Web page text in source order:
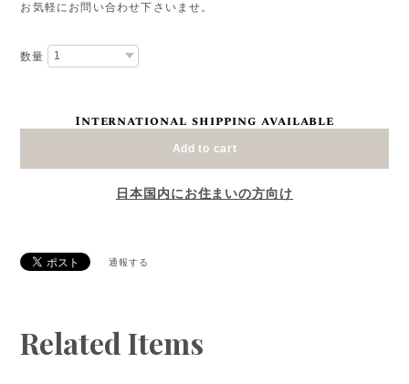
お気軽にお問い合わせ下さいませ。
数量
International shipping available
Add to cart
日本国内にお住まいの方向け
通報する
Related Items